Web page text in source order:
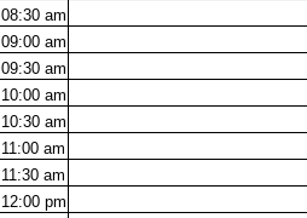
08:30 am
09:00 am
09:30 am
10:00 am
10:30 am
11:00 am
11:30 am
12:00 pm